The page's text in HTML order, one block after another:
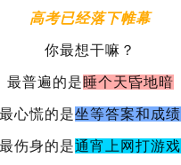
高考已经落下帷幕
你最想干嘛？
最普遍的是 睡个天昏地暗
最心慌的是坐等答案和成绩
最伤身的是通宵上网打游戏